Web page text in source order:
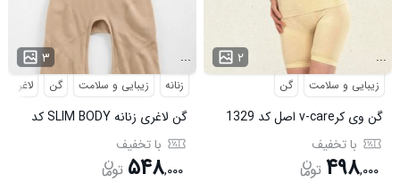
۳ ...
زنانه زیبایی و سلامت گن لاغری
گن لاغری زنانه SLIM BODY کد
6494با تخفیف
۵۴۸,۰۰۰
۲ ...
زیبایی و سلامت گن
گن وی کرv-care اصل کد 1329
با تخفیف
۴۹۸,۰۰۰